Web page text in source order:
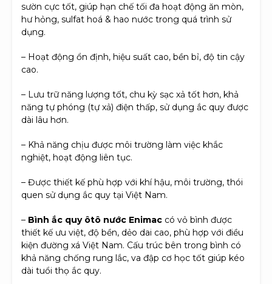
sườn cực tốt, giúp hạn chế tối đa hoạt động ăn mòn,
hư hỏng, sulfat hoá & hao nước trong quá trình sử
dụng.
– Hoạt động ổn định, hiệu suất cao, bền bỉ, độ tin cậy
cao.
– Lưu trữ năng lượng tốt, chu kỳ sạc xả tốt hơn, khả
năng tự phóng (tự xả) điện thấp, sử dụng ắc quy được
dài lâu hơn.
– Khả năng chịu được môi trường làm việc khắc
nghiệt, hoạt động liên tục.
– Được thiết kế phù hợp với khí hậu, môi trường, thói
quen sử dụng ắc quy tại Việt Nam.
– Bình ắc quy ôtô nước Enimac có vỏ bình được
thiết kế ưu việt, độ bền, dẻo dai cao, phù hợp với điều
kiện đường xá Việt Nam. Cấu trúc bên trong bình có
khả năng chống rung lắc, va đập cơ học tốt giúp kéo
dài tuổi thọ ắc quy.